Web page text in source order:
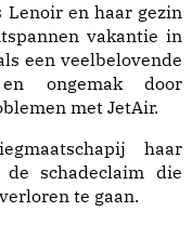
Lenoir en haar gezin
vakantie in
een veelbelovende
ongemak door
met JetAir.
haar
schadeclaim die
te gaan.